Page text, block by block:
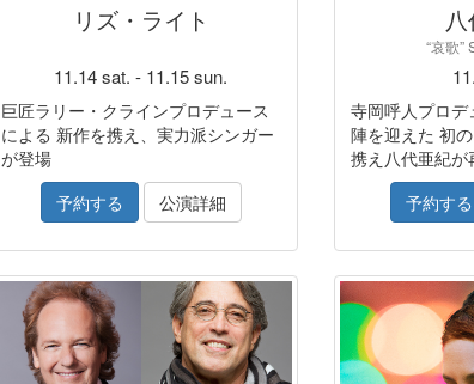
リズ・ライト
11.14 sat. - 11.15 sun.
巨匠ラリー・クラインプロデュース
による 新作を携え、実力派シンガー
が登場
予約する
公演詳細
“哀歌”
寺岡呼人プロデ
陣を迎えた 初
携え八代亜紀が
予約する